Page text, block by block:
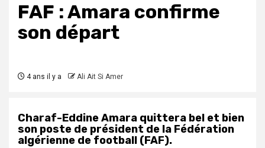
FAF : Amara confirme
son départ
4 ans il y a Ali Ait Si Amer
Charaf-Eddine Amara quittera bel et bien
son poste de président de la Fédération
algérienne de football (FAF).